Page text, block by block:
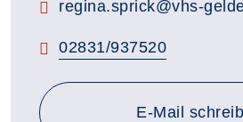
E-Mail:
regina.sprick@vhs-
Telefon:
02831/937520
E-Mail